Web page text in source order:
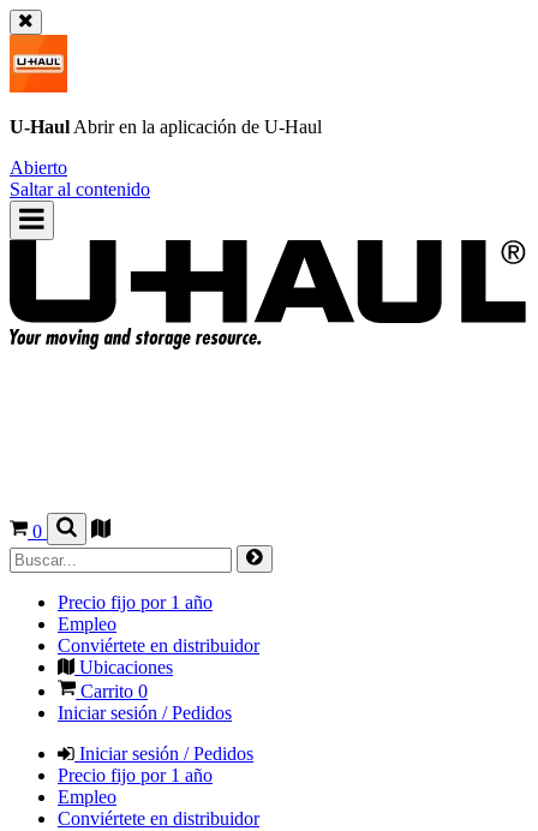
U-Haul Abrir en la aplicación de U-Haul
Abierto
Saltar al contenido
0
Precio fijo por 1 año
Empleo
Conviértete en distribuidor
Ubicaciones
Carrito 0
Iniciar sesión / Pedidos
Iniciar sesión / Pedidos
Precio fijo por 1 año
Empleo
Conviértete en distribuidor